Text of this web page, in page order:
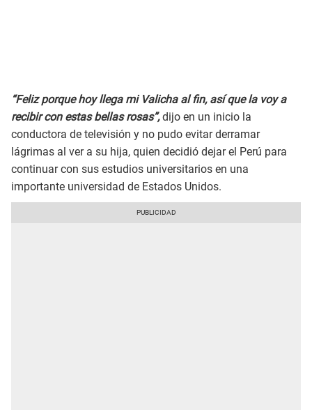
“Feliz porque hoy llega mi Valicha al fin, así que la voy a
recibir con estas bellas rosas”,dijo en un inicio la
conductora de televisión y no pudo evitar derramar
lágrimas al ver a su hija, quien decidió dejar el Perú para
continuar con sus estudios universitarios en una
importante universidad de Estados Unidos.